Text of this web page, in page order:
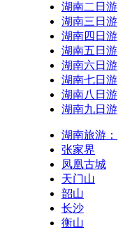
湖南二日游
湖南三日游
湖南四日游
湖南五日游
湖南六日游
湖南七日游
湖南八日游
湖南九日游
湖南旅游：
张家界
凤凰古城
天门山
韶山
长沙
衡山